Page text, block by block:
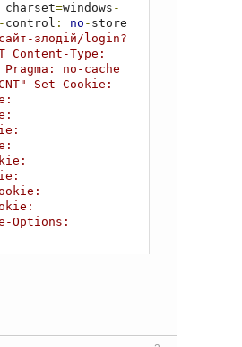
charset=windows -
- control : no - store
злодій/login?
Content-Type:
no-cache
Set-Cookie:
Options: